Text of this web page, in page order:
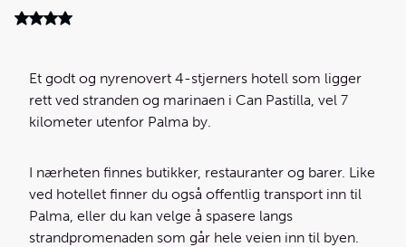
Et godt og nyrenovert 4-stjerners hotell som ligger
rett ved stranden og marinaen i Can Pastilla, vel 7
kilometer utenfor Palma by.
I nærheten finnes butikker, restauranter og barer. Like
ved hotellet finner du også offentlig transport inn til
Palma, eller du kan velge å spasere langs
strandpromenaden som går hele veien inn til byen.